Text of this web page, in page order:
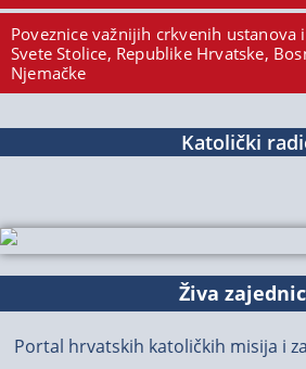
Poveznice važnijih crkvenih ustanova
Svete Stolice, Republike Hrvatske,
Njemačke
Katolički
Živa
Portal hrvatskih katoličkih misija i